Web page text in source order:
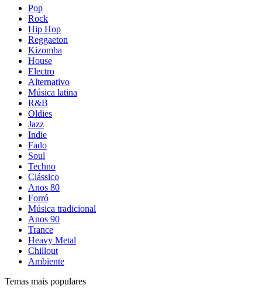
Pop
Rock
Hip Hop
Reggaeton
Kizomba
House
Electro
Alternativo
Música latina
R&B
Oldies
Jazz
Indie
Fado
Soul
Techno
Clássico
Anos 80
Forró
Música tradicional
Anos 90
Trance
Heavy Metal
Chillout
Ambiente
Temas mais populares